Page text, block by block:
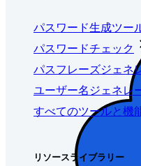
パスワード生成ツー
パスワードチェック
パスフレーズジェネ
ユーザー名ジェネレ
すべてのツールと機
リソースライブラリー